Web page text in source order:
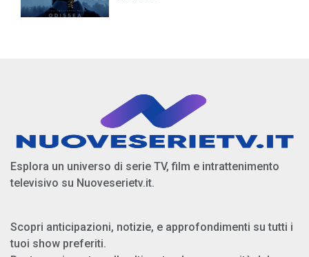
Esplora un universo di serie TV, film e intrattenimento
televisivo su Nuoveserietv.it.
Scopri anticipazioni, notizie, e approfondimenti su tutti i
tuoi show preferiti.